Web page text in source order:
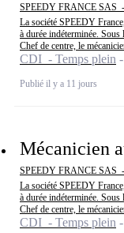
SPEEDY FRANCE SAS -
La société SPEEDY
à durée indéterminée.
Chef de centre, le
CDI - Temps plein
Publié il y a 11 jours
Mécanicien
SPEEDY FRANCE SAS -
La société SPEEDY
à durée indéterminée.
Chef de centre, le
CDI - Temps plein